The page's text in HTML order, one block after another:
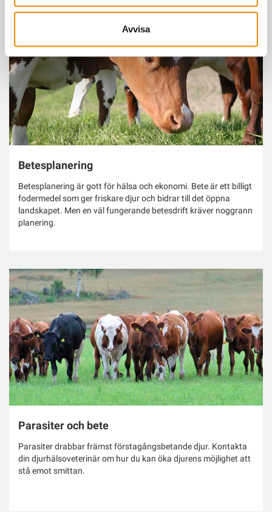
Avvisa
Betesplanering
Betesplanering är gott för hälsa och ekonomi. Bete är ett billigt
fodermedel som ger friskare djur och bidrar till det öppna
landskapet. Men en väl fungerande betesdrift kräver noggrann
planering.
Parasiter och bete
Parasiter drabbar främst förstagångsbetande djur. Kontakta
din djurhälsoveterinär om hur du kan öka djurens möjlighet att
stå emot smittan.